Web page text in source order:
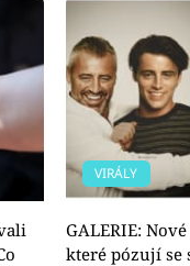
VIRÁLY
GALERIE:
které pózují se